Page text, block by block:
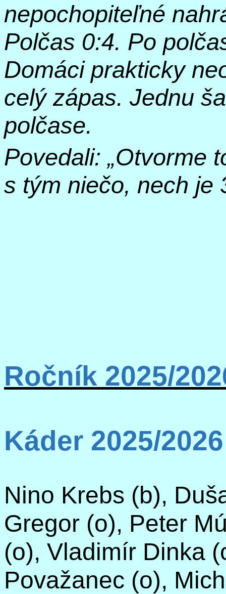
nepochopiteľné
Polčas 0:4. Po
Domáci prakticky
celý zápas. Jednu
polčase.
Povedali: „Otvorme
s tým niečo, nech je
Ročník 2025/
Káder 2025/
Nino Krebs (b),
Gregor (o), Peter
(o), Vladimír Dinka
Považanec (o),